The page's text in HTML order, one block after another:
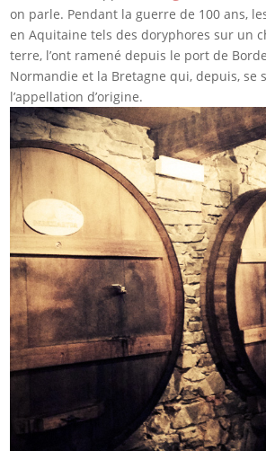
on parle. Pendant la guerre de 100 ans,
en Aquitaine tels des doryphores sur un
terre, l’ont ramené depuis le port de
Normandie et la Bretagne qui, depuis, se
l’appellation d’origine.